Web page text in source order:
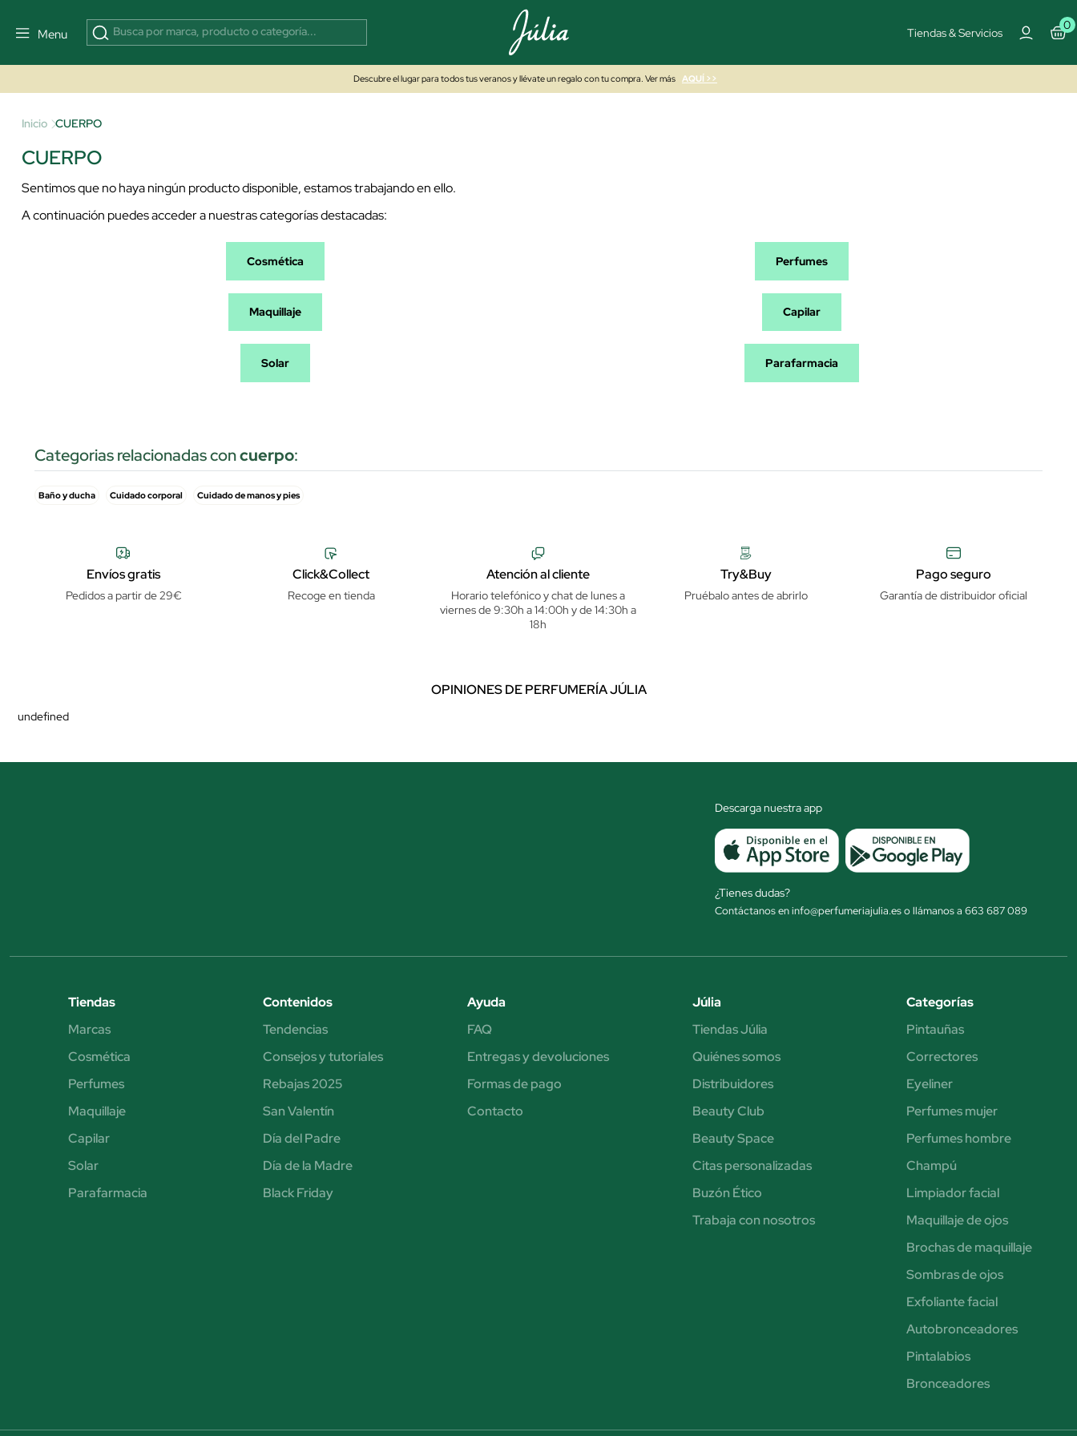
Menu Tiendas & Servicios
0
Descubre el lugar para todos tus veranos y llévate un regalo con tu compra. Ver más AQUÍ >>
Inicio CUERPO
CUERPO
Sentimos que no haya ningún producto disponible, estamos trabajando en ello.
A continuación puedes acceder a nuestras categorías destacadas:
Cosmética Perfumes
Maquillaje Capilar
Solar Parafarmacia
Categorias relacionadas concuerpo:
Baño y ducha Cuidado corporal Cuidado de manos y pies
Envíos gratis
Pedidos a partir de 29€
Click&Collect
Recoge en tienda
Atención al cliente
Horario telefónico y chat de lunes a
viernes de 9:30h a 14:00h y de 14:30h a
18h
Try&Buy
Pruébalo antes de abrirlo
Pago seguro
Garantía de distribuidor oficial
OPINIONES DE PERFUMERÍA JÚLIA
undefined
Descarga nuestra app
¿Tienes dudas?
Contáctanos en info@perfumeriajulia.es o llámanos a 663 687 089
Tiendas
Marcas
Cosmética
Perfumes
Maquillaje
Capilar
Solar
Parafarmacia
Contenidos
Tendencias
Consejos y tutoriales
Rebajas 2025
San Valentín
Día del Padre
Día de la Madre
Black Friday
Ayuda
FAQ
Entregas y devoluciones
Formas de pago
Contacto
Júlia
Tiendas Júlia
Quiénes somos
Distribuidores
Beauty Club
Beauty Space
Citas personalizadas
Buzón Ético
Trabaja con nosotros
Categorías
Pintauñas
Correctores
Eyeliner
Perfumes mujer
Perfumes hombre
Champú
Limpiador facial
Maquillaje de ojos
Brochas de maquillaje
Sombras de ojos
Exfoliante facial
Autobronceadores
Pintalabios
Bronceadores